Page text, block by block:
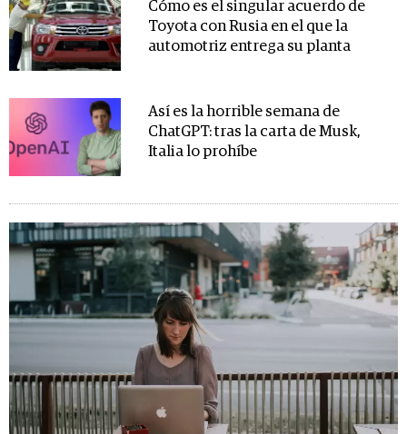
Cómo es el singular acuerdo de
Toyota con Rusia en el que la
automotriz entrega su planta
Así es la horrible semana de
ChatGPT: tras la carta de Musk,
Italia lo prohíbe